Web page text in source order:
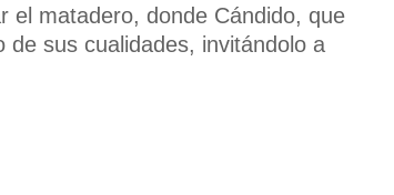
el matadero, donde Cándido, que
sus cualidades, invitándolo a